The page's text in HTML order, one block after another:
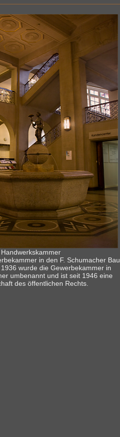
Handwerkskammer
in den F. Schumacher Bau
wurde die Gewerbekammer in
umbenannt und ist seit 1946 eine
des öffentlichen Rechts.